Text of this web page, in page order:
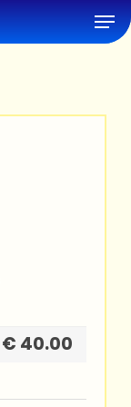
€ 40.00